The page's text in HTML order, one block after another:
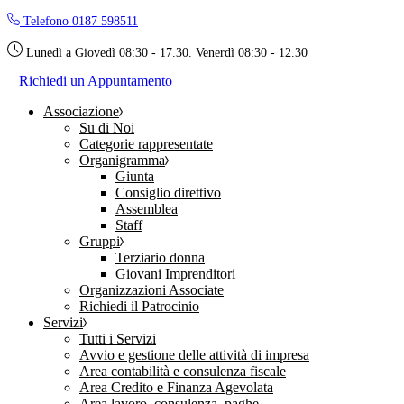
Skip
the
Telefono 0187 598511
Lunedì a Giovedì 08:30 - 17.30. Venerdì 08:30 - 12.30
Richiedi un Appuntamento
Associazione
Su di Noi
Categorie rappresentate
Organigramma
Giunta
Consiglio direttivo
Assemblea
Staff
Gruppi
Terziario donna
Giovani Imprenditori
Organizzazioni Associate
Richiedi il Patrocinio
Servizi
Tutti i Servizi
Avvio e gestione delle attività di impresa
Area contabilità e consulenza fiscale
Area Credito e Finanza Agevolata